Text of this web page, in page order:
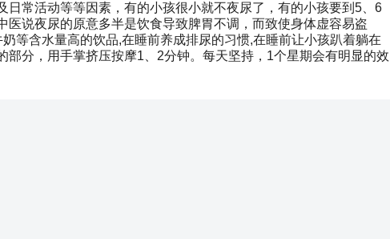
日常活动等等因素，有的小孩很小就不夜尿了，有的小孩要到5、6
医说夜尿的原意多半是饮食导致脾胃不调，而致使身体虚容易盗
等含水量高的饮品,在睡前养成排尿的习惯,在睡前让小孩趴着躺在
部分，用手掌挤压按摩1、2分钟。每天坚持，1个星期会有明显的效